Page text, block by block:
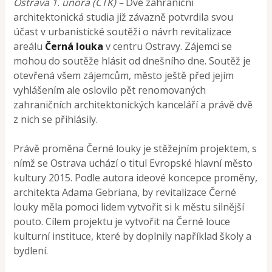
architektonická studia již závazně potvrdila svou
účast v urbanistické soutěži o návrh revitalizace
areálu Černá louka v centru Ostravy. Zájemci se
mohou do soutěže hlásit od dnešního dne. Soutěž je
otevřená všem zájemcům, město ještě před jejím
vyhlášením ale oslovilo pět renomovaných
zahraničních architektonických kanceláří a právě dvě
z nich se přihlásily.
Právě proměna Černé louky je stěžejním projektem, s
nímž se Ostrava uchází o titul Evropské hlavní město
kultury 2015. Podle autora ideové koncepce proměny,
architekta Adama Gebriana, by revitalizace Černé
louky měla pomoci lidem vytvořit si k městu silnější
pouto. Cílem projektu je vytvořit na Černé louce
kulturní instituce, které by doplnily například školy a
bydlení.